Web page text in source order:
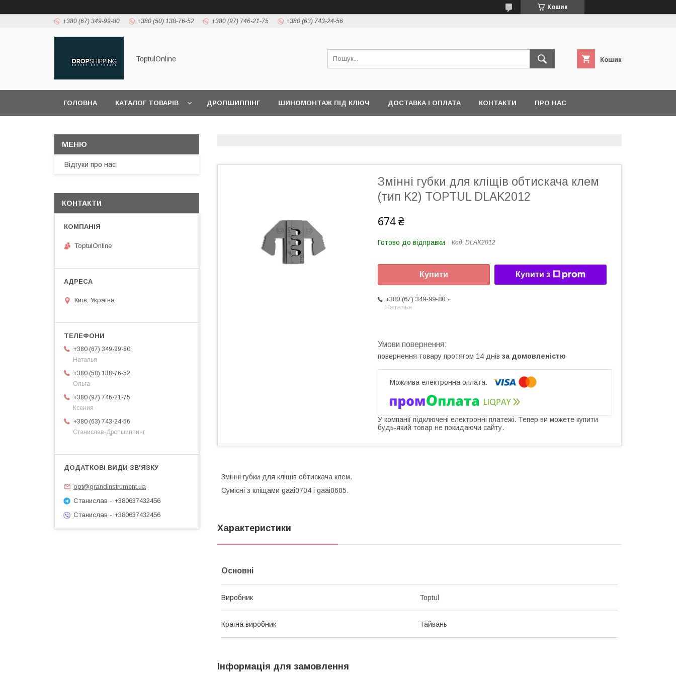
Кошик
+380 (67) 349-99-80 +380 (50) 138-76-52 +380 (97) 746-21-75 +380 (63) 743-24-56
ToptulOnline Кошик
ГОЛОВНА КАТАЛОГ ТОВАРІВ ДРОПШИППІНГ ШИНОМОНТАЖ ПІД КЛЮЧ ДОСТАВКА І ОПЛАТА КОНТАКТИ ПРО НАС
Змінні губки для кліщів обтискача клем
(тип K2) TOPTUL DLAK2012
674 ₴
Готово до відправки Код: DLAK2012
Купити Купити з
+380 (67) 349-99-80
Наталья
повернення товару протягом 14 днів за домовленістю
У компанії підключені електронні платежі. Тепер ви можете купити
будь-який товар не покидаючи сайту.
Змінні губки для кліщів обтискача клем.
Сумісні з кліщами gaai0704 і gaai0605.
Характеристики
Основні
Виробник Toptul
Країна виробник Тайвань
Інформація для замовлення
Відгуки про нас
КОНТАКТИ
ToptulOnline
Київ, Україна
+380 (67) 349-99-80
Наталья
+380 (50) 138-76-52
Ольга
+380 (97) 746-21-75
Ксения
+380 (63) 743-24-56
Станислав-Дропшиппинг
opt@grandinstrument.ua
Станислав - +380637432456
Станислав - +380637432456